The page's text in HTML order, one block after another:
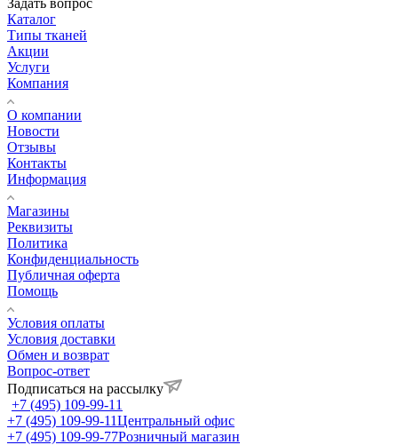
Каталог
Типы тканей
Акции
Услуги
Компания
О компании
Новости
Отзывы
Контакты
Информация
Магазины
Реквизиты
Политика
Конфиденциальность
Публичная оферта
Помощь
Условия оплаты
Условия доставки
Обмен и возврат
Вопрос-ответ
Подписаться на рассылку
+7 (495) 109-99-11
+7 (495) 109-99-11Центральный офис
+7 (495) 109-99-77Розничный магазин